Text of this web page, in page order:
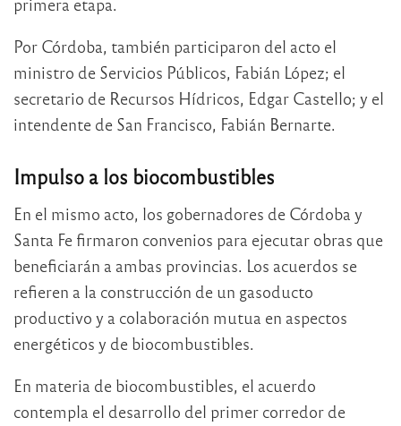
Por Córdoba, también participaron del acto el
ministro de Servicios Públicos, Fabián López; el
secretario de Recursos Hídricos, Edgar Castello; y el
intendente de San Francisco, Fabián Bernarte.
Impulso a los biocombustibles
En el mismo acto, los gobernadores de Córdoba y
Santa Fe firmaron convenios para ejecutar obras que
beneficiarán a ambas provincias. Los acuerdos se
refieren a la construcción de un gasoducto
productivo y a colaboración mutua en aspectos
energéticos y de biocombustibles.
En materia de biocombustibles, el acuerdo
contempla el desarrollo del primer corredor de